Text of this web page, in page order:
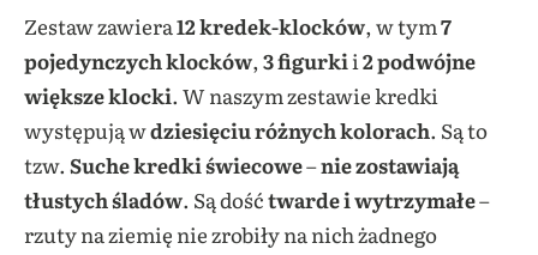
Zestaw zawiera12 kredek-klocków, w tym7
pojedynczych klocków,3 figurkii2 podwójne
większe klocki. W naszym zestawie kredki
występują wdziesięciu różnych kolorach. Są to
tzw. Suche kredki świecowe–nie zostawiają
tłustych śladów. Są dośćtwarde i wytrzymałe–
rzuty na ziemię nie zrobiły na nich żadnego